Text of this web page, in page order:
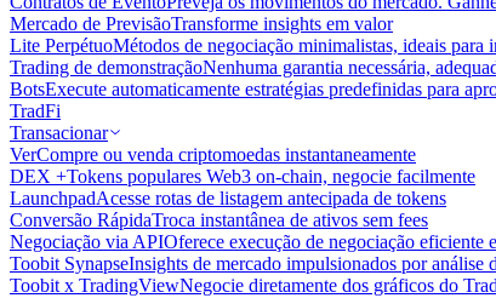
Mercado de PrevisãoTransforme insights em valor
Lite PerpétuoMétodos de negociação minimalistas, ideais para
Trading de demonstraçãoNenhuma garantia necessária,
BotsExecute automaticamente estratégias predefinidas para
TradFi
Transacionar
VerCompre ou venda criptomoedas instantaneamente
DEX +Tokens populares Web3 on-chain, negocie facilmente
LaunchpadAcesse rotas de listagem antecipada de tokens
Conversão RápidaTroca instantânea de ativos sem fees
Negociação via APIOferece execução de negociação eficiente
Toobit SynapseInsights de mercado impulsionados por análise
Toobit x TradingViewNegocie diretamente dos gráficos do